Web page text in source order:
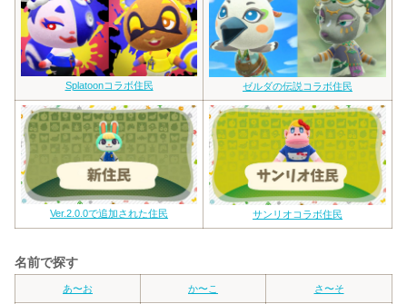
Splatoonコラボ住民 ゼルダの伝説コラボ住民
Ver.2.0.0で追加された住民 サンリオコラボ住民
名前で探す
あ〜お か〜こ さ〜そ